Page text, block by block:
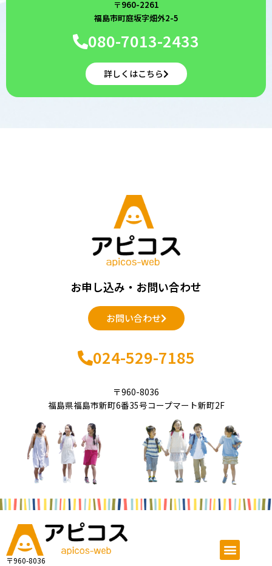
〒960-2261
福島市町庭坂字畑外2-5
080-7013-2433
詳しくはこちら
お申し込み・お問い合わせ
お問い合わせ
024-529-7185
〒960-8036
福島県福島市新町6番35号コープマート新町2F
〒960-8036
メ
ニ